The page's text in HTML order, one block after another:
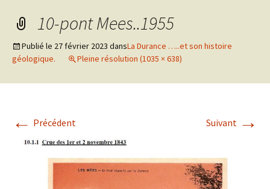
10-pont Mees..1955
Publié le 27 février 2023 dansLa Durance …..et son histoire
géologique.
Pleine résolution (1035 × 638)
← Précédent Suivant →